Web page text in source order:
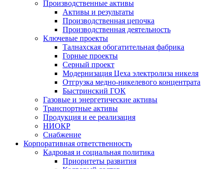
Производственные активы
Активы и результаты
Производственная цепочка
Производственная деятельность
Ключевые проекты
Талнахская обогатительная фабрика
Горные проекты
Серный проект
Модернизация Цеха электролиза никеля
Отгрузка медно-никелевого концентрата
Быстринский ГОК
Газовые и энергетические активы
Транспортные активы
Продукция и ее реализация
НИОКР
Снабжение
Корпоративная ответственность
Кадровая и социальная политика
Приоритеты развития